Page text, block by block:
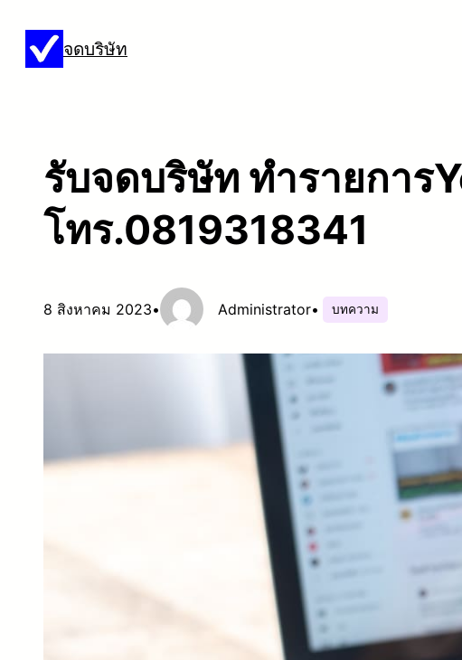
จดบริษัท
รับจดบริษัท ทำรายการ
โทร.0819318341
8 สิงหาคม 2023• Administrator• บทความ